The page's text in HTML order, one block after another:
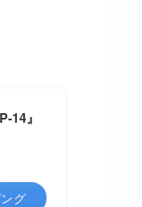
14』
グ